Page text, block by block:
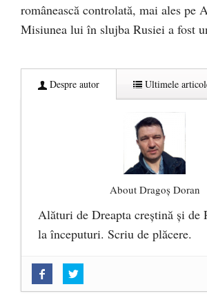
românească controlată, mai ales pe
Misiunea lui în slujba Rusiei a fost
Despre autor Ultimele
About Dragoș Doran
Alături de Dreapta creștină și de
la începuturi. Scriu de plăcere.
„Acum nu e momentul”